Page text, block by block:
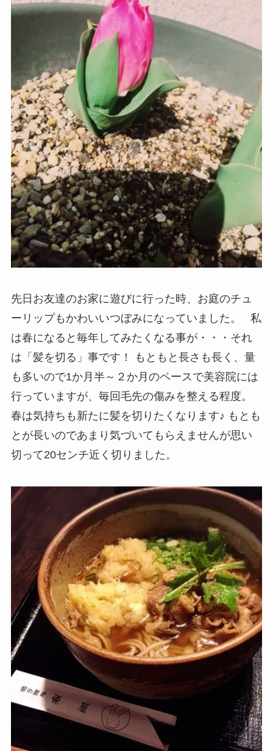
先日お友達のお家に遊びに行った時、お庭のチュ
ーリップもかわいいつぼみになっていました。 私
は春になると毎年してみたくなる事が・・・それ
は「髪を切る」事です！ もともと長さも長く、量
も多いので1か月半～２か月のペースで美容院には
行っていますが、毎回毛先の傷みを整える程度。
春は気持ちも新たに髪を切りたくなります♪ もとも
とが長いのであまり気づいてもらえませんが思い
切って20センチ近く切りました。